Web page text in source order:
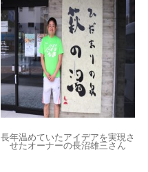
長年温めていたアイデアを実現さ
せたオーナーの長沼雄三さん